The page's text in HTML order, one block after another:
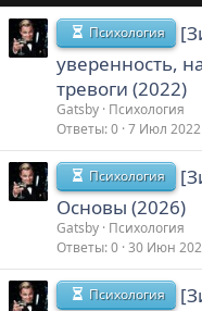
Психология
уверенность,
тревоги (2022)
Gatsby Психология
Ответы 0 7 Июл 2022
Психология
Основы (2026)
Gatsby Психология
Ответы 0 30 Июн
Психология